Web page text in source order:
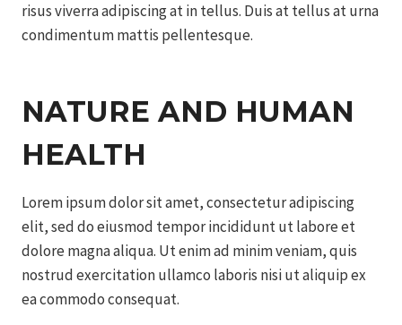
risus viverra adipiscing at in tellus. Duis at tellus at urna
condimentum mattis pellentesque.
NATURE AND HUMAN
HEALTH
Lorem ipsum dolor sit amet, consectetur adipiscing
elit, sed do eiusmod tempor incididunt ut labore et
dolore magna aliqua. Ut enim ad minim veniam, quis
nostrud exercitation ullamco laboris nisi ut aliquip ex
ea commodo consequat.